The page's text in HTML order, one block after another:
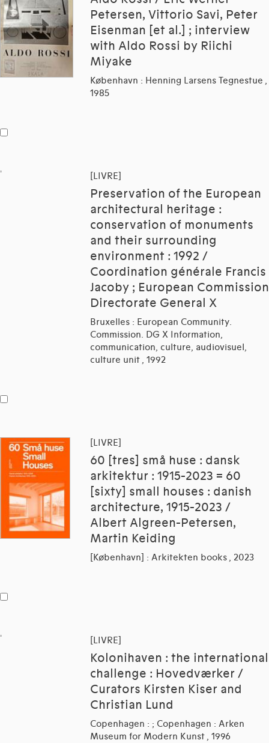
Petersen, Vittorio Savi, Peter
Eisenman [et al.] ; interview
with Aldo Rossi by Riichi
Miyake
København : Henning Larsens Tegnestue ,
1985
[LIVRE]
Preservation of the European
architectural heritage :
conservation of monuments
and their surrounding
environment : 1992 /
Coordination générale Francis
Jacoby ; European Commission
Directorate General X
Bruxelles : European Community.
Commission. DG X Information,
communication, culture, audiovisuel,
culture unit , 1992
[LIVRE]
60 [tres] små huse : dansk
arkitektur : 1915-2023 = 60
[sixty] small houses : danish
architecture, 1915-2023 /
Albert Algreen-Petersen,
Martin Keiding
[København] : Arkitekten books , 2023
[LIVRE]
Kolonihaven : the international
challenge : Hovedværker /
Curators Kirsten Kiser and
Christian Lund
Copenhagen : ; Copenhagen : Arken
Museum for Modern Kunst , 1996